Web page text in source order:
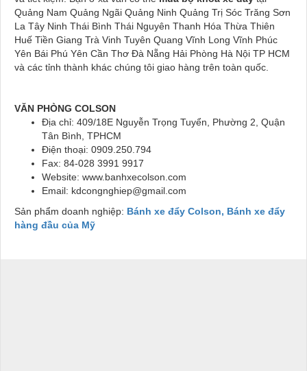
Quảng Nam Quảng Ngãi Quảng Ninh Quảng Trị Sóc Trăng Sơn
La Tây Ninh Thái Bình Thái Nguyên Thanh Hóa Thừa Thiên
Huế Tiền Giang Trà Vinh Tuyên Quang Vĩnh Long Vĩnh Phúc
Yên Bái Phú Yên Cần Thơ Đà Nẵng Hải Phòng Hà Nội TP HCM
và các tỉnh thành khác chúng tôi giao hàng trên toàn quốc.
VĂN PHÒNG COLSON
Địa chỉ: 409/18E Nguyễn Trọng Tuyển, Phường 2, Quận
Tân Bình, TPHCM
Điện thoại: 0909.250.794
Fax: 84-028 3991 9917
Website: www.banhxecolson.com
Email: kdcongnghiep@gmail.com
Sản phẩm doanh nghiệp: Bánh xe đẩy Colson, Bánh xe đẩy
hàng đầu của Mỹ